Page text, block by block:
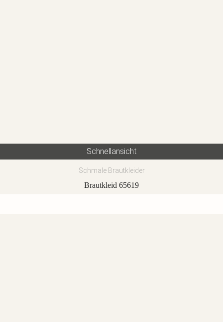
Schnellansicht
Schmale Brautkleider
Brautkleid 65619